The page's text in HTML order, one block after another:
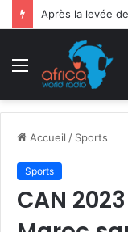
Menu
Accueil / Sports
Sports
CAN